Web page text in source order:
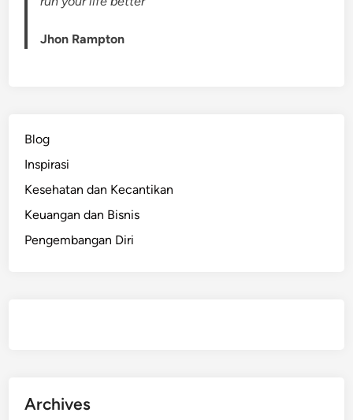
s
t
h
A
m
Jhon Rampton
Blog
Inspirasi
Kesehatan dan Kecantikan
Keuangan dan Bisnis
Pengembangan Diri
Archives